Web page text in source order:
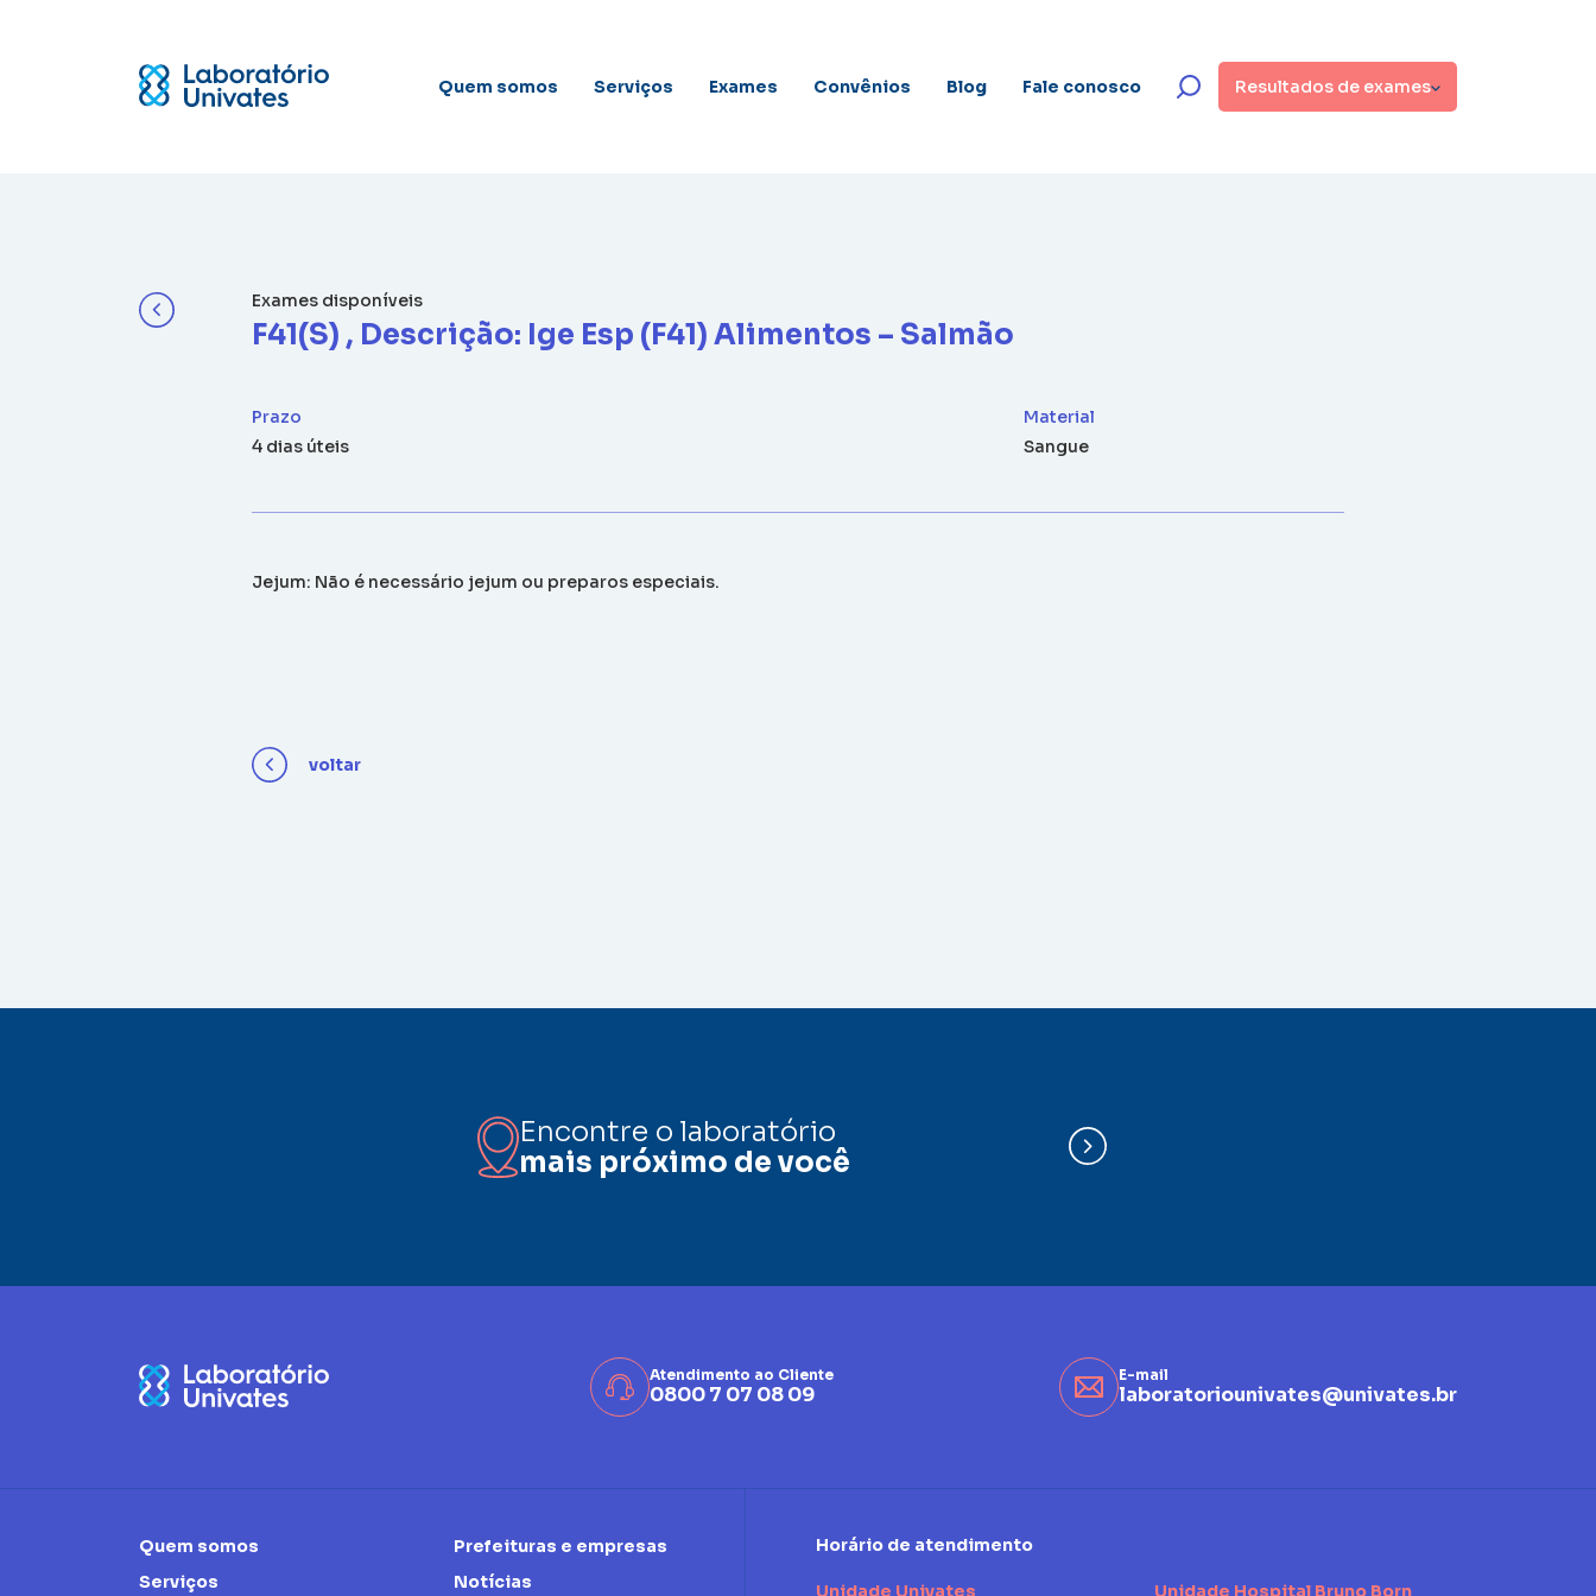
Quem somos Serviços Exames Convênios Blog Fale conosco Resultados de exames
Exames disponíveis
F41(S) , Descrição: Ige Esp (F41) Alimentos – Salmão
Prazo
4 dias úteis
Material
Sangue
Jejum: Não é necessário jejum ou preparos especiais.
voltar
Encontre o laboratório
mais próximo de você
Atendimento ao Cliente
0800 7 07 08 09
E-mail
laboratoriounivates@univates.br
Quem somos
Serviços
Prefeituras e empresas
Notícias
Horário de atendimento
Unidade Univates Unidade Hospital Bruno Born